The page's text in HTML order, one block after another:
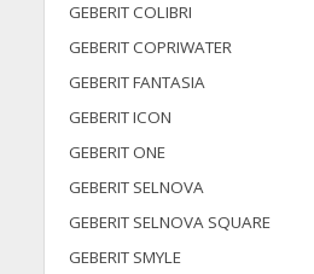
GEBERIT COLIBRI
GEBERIT COPRIWATER
GEBERIT FANTASIA
GEBERIT ICON
GEBERIT ONE
GEBERIT SELNOVA
GEBERIT SELNOVA SQUARE
GEBERIT SMYLE